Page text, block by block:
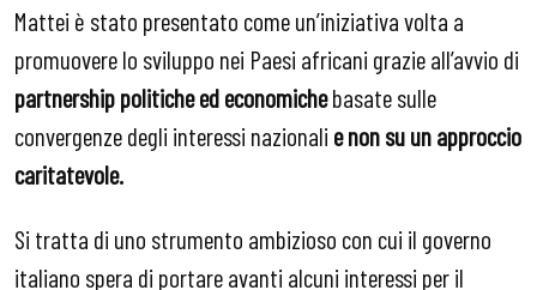
Mattei è stato presentato come un’iniziativa volta a
promuovere lo sviluppo nei Paesi africani grazie all’avvio di
partnership politiche ed economichebasate sulle
convergenze degli interessi nazionali e non su un approccio
caritatevole.
Si tratta di uno strumento ambizioso con cui il governo
italiano spera di portare avanti alcuni interessi per il